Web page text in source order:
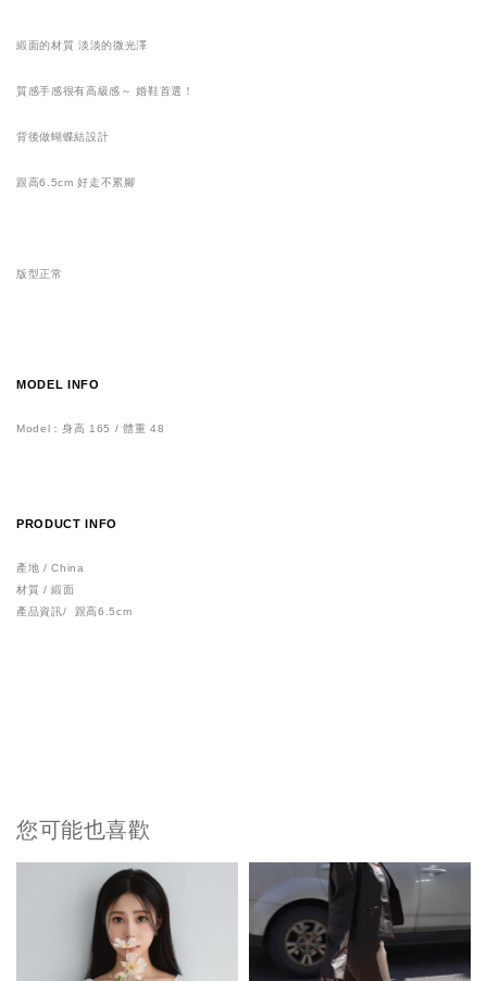
緞面的材質 淡淡的微光澤
質感手感很有高級感～ 婚鞋首選！
背後做蝴蝶結設計
跟高6.5cm 好走不累腳
版型正常
MODEL INFO
Model：身高 165 / 體重 48
PRODUCT INFO
產地 / China
材質 / 緞面
產品資訊/ 跟高6.5cm
您可能也喜歡